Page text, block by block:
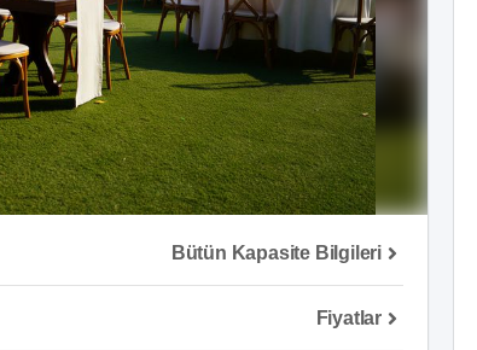
Bütün Kapasite Bilgileri
Fiyatlar